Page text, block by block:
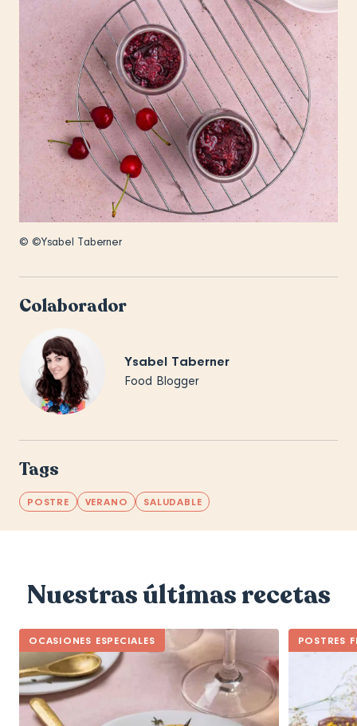
© ©Ysabel Taberner
Colaborador
Ysabel Taberner
Food Blogger
Tags
POSTRE VERANO SALUDABLE
Nuestras últimas recetas
OCASIONES ESPECIALES POSTRES